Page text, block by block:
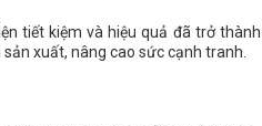
tiết kiệm và hiệu quả đã trở thành
xuất, nâng cao sức cạnh tranh.